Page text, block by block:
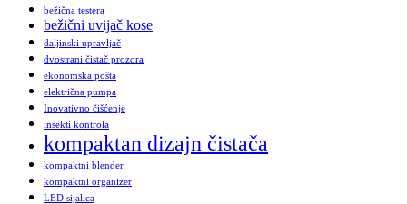
bežična testera
bežični uvijač kose
daljinski upravljač
dvostrani čistač prozora
ekonomska pošta
električna pumpa
Inovativno čišćenje
insekti kontrola
kompaktan dizajn čistača
kompaktni blender
kompaktni organizer
LED sijalica